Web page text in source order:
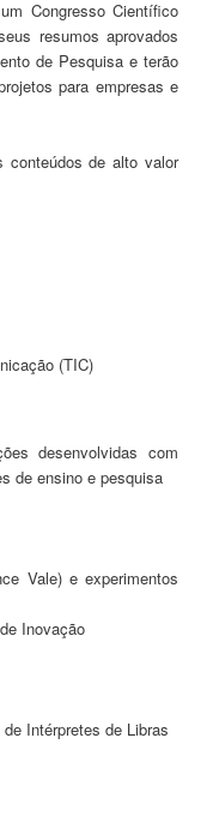
Congresso Científico
resumos aprovados
de Pesquisa e terão
para empresas e
conteúdos de alto valor
(TIC)
desenvolvidas com
de ensino e pesquisa
Vale) e experimentos
Inovação
Intérpretes de Libras